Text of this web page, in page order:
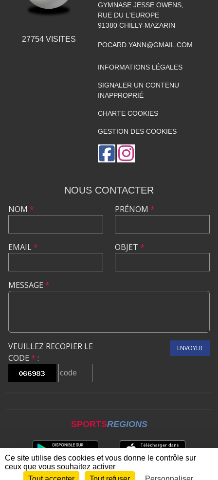
27754VISITES
GYMNASE JESSE OWENS,
RUE DU L'EUROPE
91380 CHILLY-MAZARIN
POCARD.YANN@GMAIL.COM
INFORMATIONS LÉGALES
SIGNALER UN CONTENU
INAPPROPRIÉ
CHARTE COOKIES
GESTION DES COOKIES
NOUS CONTACTER
NOM *
EMAIL*
PRÉNOM *
OBJET *
MESSAGE *
VEUILLEZ RECOPIER LE
CODE * :
ENVOYER
SPORTSREGIONS
Ce site utilise des cookies et vous donne le contrôle sur
ceux que vous souhaitez activer